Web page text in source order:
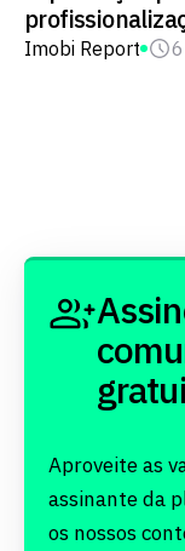
Imobi Report
Aproveite as
assinante da
os nossos